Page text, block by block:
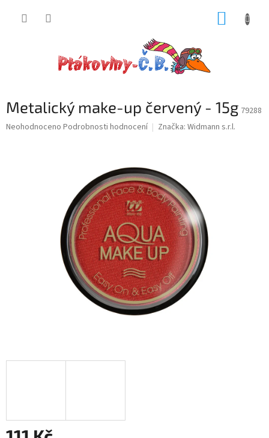
Metalický make-up červený - 15g 79288
Průměrné
Neohodnoceno Podrobnosti hodnocení Značka: Widmann s.r.l.